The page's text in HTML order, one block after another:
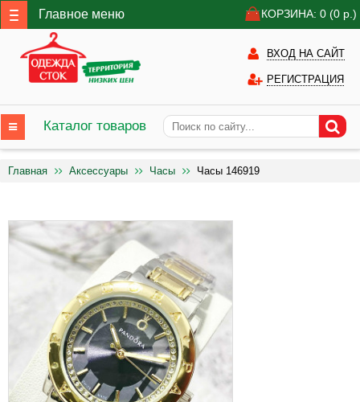
Главное меню КОРЗИНА: 0 (0 р.)
ВХОД НА САЙТ
РЕГИСТРАЦИЯ
Каталог товаров
Главная Аксессуары Часы Часы 146919